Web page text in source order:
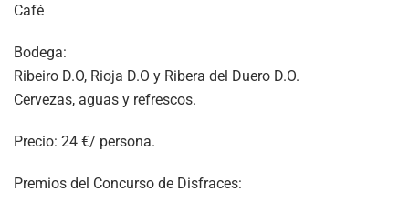
Café
Bodega:
Ribeiro D.O, Rioja D.O y Ribera del Duero D.O.
Cervezas, aguas y refrescos.
Precio: 24 €/ persona.
Premios del Concurso de Disfraces: